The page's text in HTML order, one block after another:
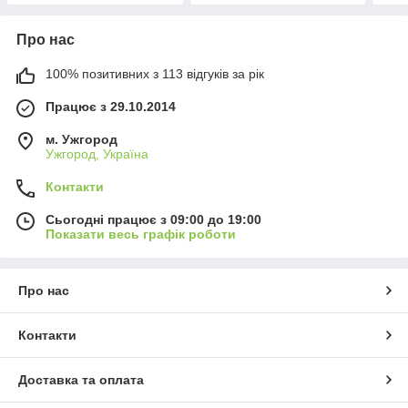
Про нас
100% позитивних з 113 відгуків за рік
Працює з 29.10.2014
м. Ужгород
Ужгород, Україна
Контакти
Сьогодні працює з 09:00 до 19:00
Показати весь графік роботи
Про нас
Контакти
Доставка та оплата